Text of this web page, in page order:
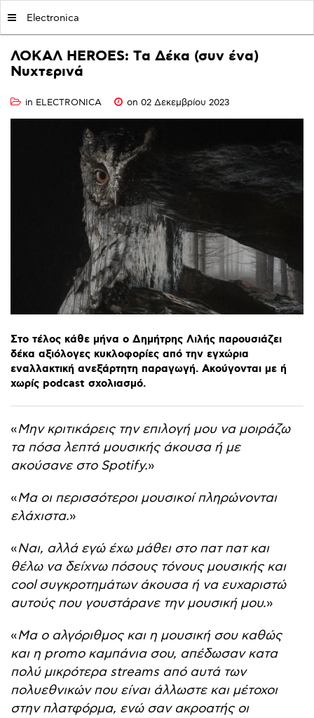
Electronica
ΛΟΚΑΛ HEROES: Tα Δέκα (συν ένα)
Νυχτερινά
in ELECTRONICA on 02 Δεκεμβρίου 2023
Στο τέλος κάθε μήνα ο Δημήτρης Λιλής παρουσιάζει
δέκα αξιόλογες κυκλοφορίες από την εγχώρια
εναλλακτική ανεξάρτητη παραγωγή. Ακούγονται με ή
χωρίς podcast σχολιασμό.
«Μην κριτικάρεις την επιλογή μου να μοιράζω
τα πόσα λεπτά μουσικής άκουσα ή με
ακούσανε στο Spotify.»
«Μα οι περισσότεροι μουσικοί πληρώνονται
ελάχιστα.»
«Ναι, αλλά εγώ έχω μάθει στο πατ πατ και
θέλω να δείχνω πόσους τόνους μουσικής και
cool συγκροτημάτων άκουσα ή να ευχαριστώ
αυτούς που γουστάρανε την μουσική μου.»
«Μα ο αλγόριθμος και η μουσική σου καθώς
και η promo καμπάνια σου, απέδωσαν κατα
πολύ μικρότερα streams από αυτά των
πολυεθνικών που είναι άλλωστε και μέτοχοι
στην πλατφόρμα, ενώ σαν ακροατής οι